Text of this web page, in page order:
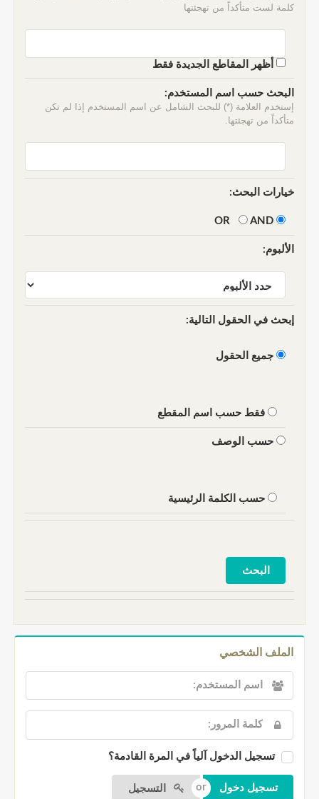
كلمة لست متأكداً من تهجئتها
أظهر المقاطع الجديدة فقط
البحث حسب اسم المستخدم:
إستخدم العلامة (*) للبحث الشامل عن اسم المستخدم إذا لم تكن
متأكداً من تهجئتها.
خيارات البحث:
AND
الألبوم:
إبحث في الحقول التالية:
جميع الحقول
فقط حسب اسم المقطع
حسب الوصف
حسب الكلمة الرئيسية
الملف الشخصي
تسجيل الدخول آلياً في المرة القادمة؟
التسجيل